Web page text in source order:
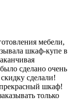
мебели,
шкаф-купе в
сделано очень
сделали!
шкаф!
только